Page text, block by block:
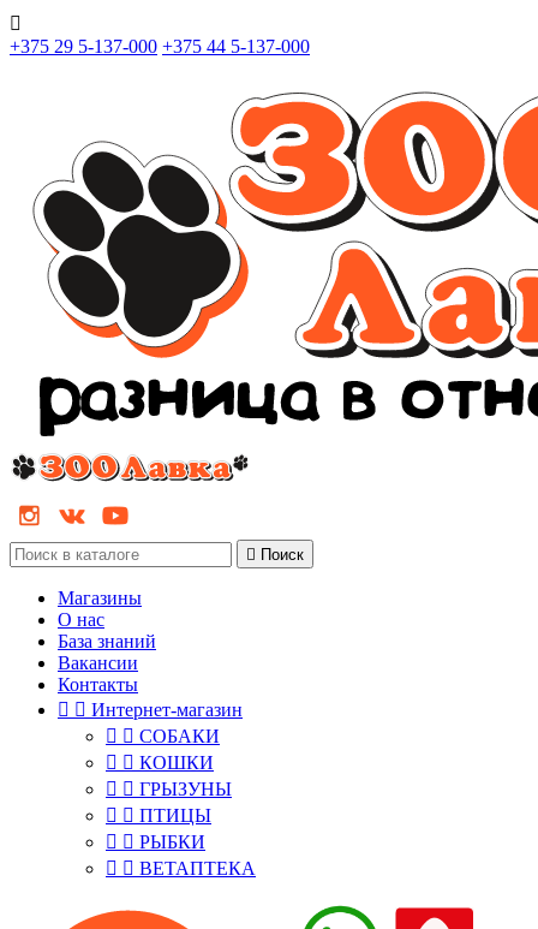

+375 29 5-137-000 +375 44 5-137-000
 Поиск
Магазины
О нас
База знаний
Вакансии
Контакты
  Интернет-магазин
  СОБАКИ
  КОШКИ
  ГРЫЗУНЫ
  ПТИЦЫ
  РЫБКИ
  ВЕТАПТЕКА